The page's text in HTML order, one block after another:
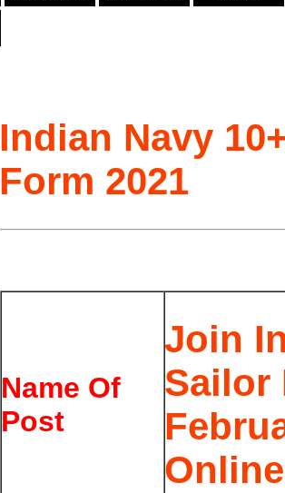
Indian Navy
Form 2021
Name Of
Post
Join
Sailor